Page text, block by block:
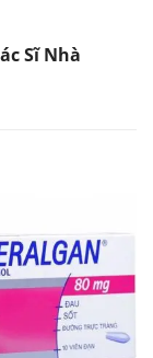
Sĩ Nhà